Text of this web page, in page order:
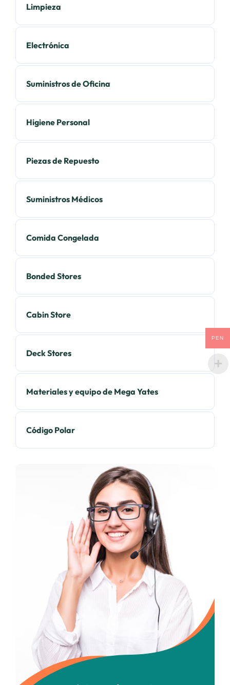
Limpieza
Electrónica
Suministros de Oficina
Higiene Personal
Piezas de Repuesto
Suministros Médicos
Comida Congelada
Bonded Stores
Cabin Store
Deck Stores
Materiales y equipo de Mega Yates
Código Polar
PEN